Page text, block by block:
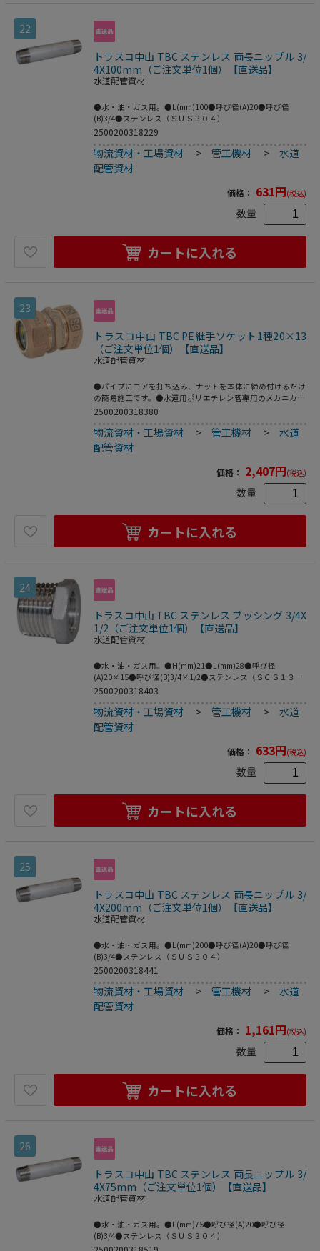
22
トラスコ中山 TBC ステンレス 両長ニップル 3/
4X100mm（ご注文単位1個）【直送品】
水道配管資材
●水・油・ガス用。●L(mm)100●呼び径(A)20●呼び径
(B)3/4●ステンレス（ＳＵＳ３０４）
2500200318229
物流資材・工場資材 >管工機材 >水道
配管資材
価格： 631円(税込)
数量
カートに入れる
23
トラスコ中山 TBC PE継手ソケット1種20×13
（ご注文単位1個）【直送品】
水道配管資材
●パイプにコアを打ち込み、ナットを本体に締め付けるだけ
の簡易施工です。●水道用ポリエチレン管専用のメカニカル
継手。●2層管用。●品名：“ＳＰジョイント”(異型ソケッ
JWWA B116規格品●青銅鋳物
2500200318380
物流資材・工場資材 >管工機材 >水道
配管資材
価格： 2,407円(税込)
数量
カートに入れる
24
トラスコ中山 TBC ステンレス ブッシング 3/4X
1/2（ご注文単位1個）【直送品】
水道配管資材
●水・油・ガス用。●H(mm)21●L(mm)28●呼び径
(A)20×15●呼び径(B)3/4×1/2●ステンレス（ＳＣＳ１３
Ａ）
2500200318403
物流資材・工場資材 >管工機材 >水道
配管資材
価格： 633円(税込)
数量
カートに入れる
25
トラスコ中山 TBC ステンレス 両長ニップル 3/
4X200mm（ご注文単位1個）【直送品】
水道配管資材
●水・油・ガス用。●L(mm)200●呼び径(A)20●呼び径
(B)3/4●ステンレス（ＳＵＳ３０４）
2500200318441
物流資材・工場資材 >管工機材 >水道
配管資材
価格： 1,161円(税込)
数量
カートに入れる
26
トラスコ中山 TBC ステンレス 両長ニップル 3/
4X75mm（ご注文単位1個）【直送品】
水道配管資材
●水・油・ガス用。●L(mm)75●呼び径(A)20●呼び径
(B)3/4●ステンレス（ＳＵＳ３０４）